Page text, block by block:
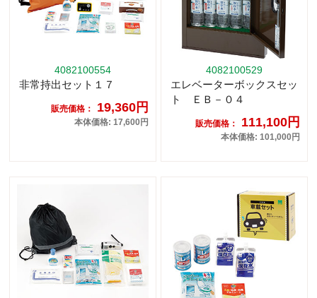
4082100554
非常持出セット１７
販売価格： 19,360円
本体価格: 17,600円
4082100529
エレベーターボックスセッ
ト ＥＢ－０４
販売価格： 111,100円
本体価格: 101,000円